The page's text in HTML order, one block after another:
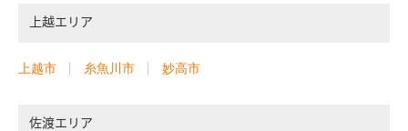
上越エリア
上越市 糸魚川市 妙高市
佐渡エリア